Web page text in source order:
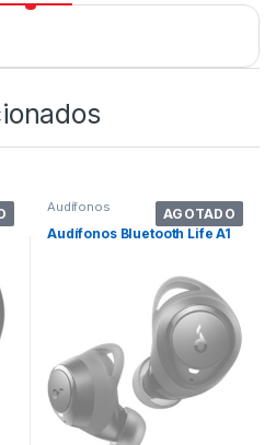
AGOTADO
Audífonos
Audífonos Bluetooth Life A1